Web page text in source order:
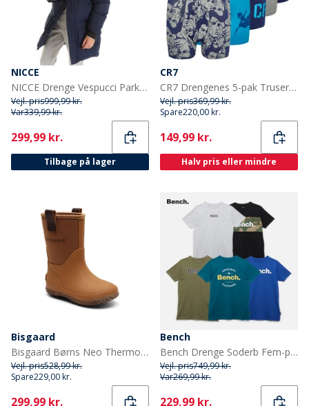
NICCE
NICCE Drenge Vespucci Parka Blå
Vejl. pris999,99 kr.
Var339,99 kr.
Current
299,99 kr.
Tilbage på lager
CR7
CR7 Drengenes 5-pak Truser Multifarvet
Vejl. pris369,99 kr.
Spare220,00 kr.
Current
149,99 kr.
Halv pris eller mindre
Bisgaard
Bisgaard Børns Neo Thermo Gummistøvler Kamel
Vejl. pris528,99 kr.
Spare229,00 kr.
Current
299,99 kr.
Bench
Bench Drenge Soderb Fem-pak T-shirts Kobolt/Teal/Grå Melange/Khakigrøn/Sort
Vejl. pris749,99 kr.
Var269,99 kr.
Current
229,99 kr.